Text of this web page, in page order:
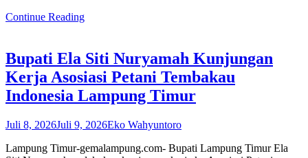
Continue Reading
Bupati Ela Siti Nuryamah Kunjungan
Kerja Asosiasi Petani Tembakau
Indonesia Lampung Timur
Juli 8, 2026Juli 9, 2026Eko Wahyuntoro
Lampung Timur-gemalampung.com- Bupati Lampung Timur Ela